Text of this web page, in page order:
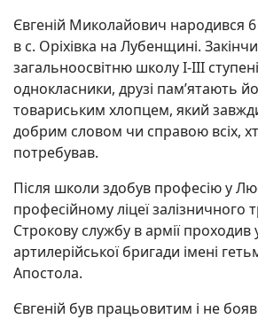
Євгеній Миколайович народився
в с. Оріхівка на Лубенщині.
загальноосвітню школу І-ІІІ
однокласники, друзі пам’ятають
товариським хлопцем, який
добрим словом чи справою всіх,
потребував.
Після школи здобув професію у
професійному ліцеї залізничного
Строкову службу в армії проходив
артилерійської бригади імені
Апостола.
Євгеній був працьовитим і не